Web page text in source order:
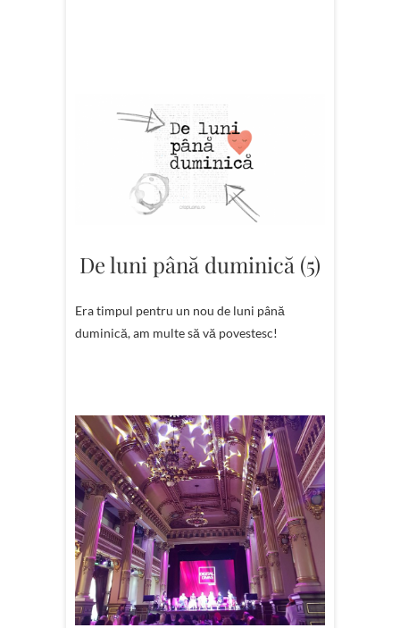
De luni până duminică (5)
Era timpul pentru un nou de luni până
duminică, am multe să vă povestesc!